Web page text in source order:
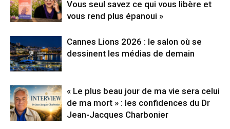
Vous seul savez ce qui vous libère et
vous rend plus épanoui »
Cannes Lions 2026 : le salon où se
dessinent les médias de demain
« Le plus beau jour de ma vie sera celui
de ma mort » : les confidences du Dr
Jean-Jacques Charbonier